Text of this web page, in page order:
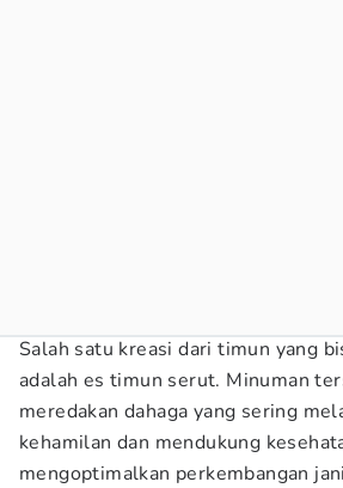
Salah satu kreasi dari timun yang
adalah es timun serut. Minuman
meredakan dahaga yang sering
kehamilan dan mendukung
mengoptimalkan perkembangan